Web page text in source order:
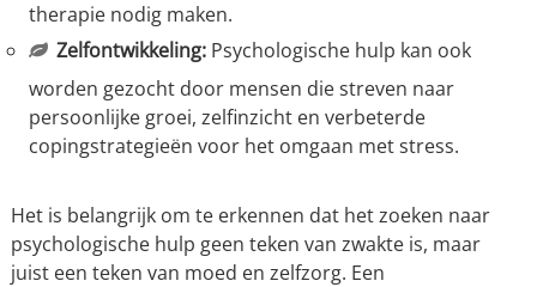
therapie nodig maken.
Zelfontwikkeling:Psychologische hulp kan ook
worden gezocht door mensen die streven naar
persoonlijke groei, zelfinzicht en verbeterde
copingstrategieën voor het omgaan met stress.
Het is belangrijk om te erkennen dat het zoeken naar
psychologische hulp geen teken van zwakte is, maar
juist een teken van moed en zelfzorg. Een